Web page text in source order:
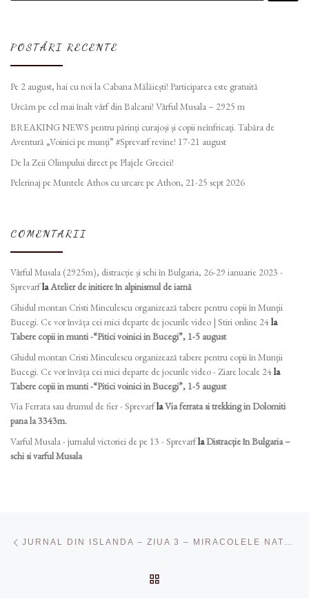
POSTĂRI RECENTE
Pe 2 august, hai cu noi la Cabana Mălăiești! Participarea este gratuită
Urcăm pe cel mai înalt vârf din Balcani! Vârful Musala – 2925 m
BREAKING NEWS pentru părinți curajoși și copii neînfricați. Tabăra de
Aventură „Voinici pe munți” #Sprevarf revine! 17-21 august
De la Zeii Olimpului direct pe Plajele Greciei!
Pelerinaj pe Muntele Athos cu urcare pe Athon, 21-25 sept 2026
COMENTARII
Vârful Musala (2925m), distracție și schi în Bulgaria, 26-29 ianuarie 2023 -
SprevarflaAtelier de initiere în alpinismul de iarnă
Ghidul montan Cristi Minculescu organizează tabere pentru copii în Munţii
Bucegi. Ce vor învăța cei mici departe de jocurile video | Stiri online 24la
Tabere copii in munti -“Pitici voinici in Bucegi”, 1-5 august
Ghidul montan Cristi Minculescu organizează tabere pentru copii în Munţii
Bucegi. Ce vor învăța cei mici departe de jocurile video - Ziare locale 24la
Tabere copii in munti -“Pitici voinici in Bucegi”, 1-5 august
Via Ferrata sau drumul de fier - SprevarflaVia ferrata si trekking in Dolomiti
pana la 3343m.
Varful Musala - jurnalul victoriei de pe 13 - SprevarflaDistracție în Bulgaria –
schi si varful Musala
JURNAL DIN ISLANDA – ZIUA 3 – MIRACOLELE NATURII ÎȘI DUC „LUPTA“ PENTRU SUPREMAȚIE! UN TABLOU CU NISIP NEGRU, COLOANE DE BAZALT, CASCADE IMPRESIONANTE ȘI MULTE ALTE SURPRIZE